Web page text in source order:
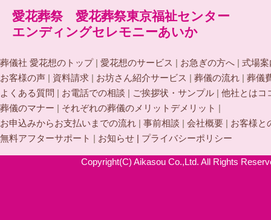
愛花葬祭 愛花葬祭東京福祉センター
エンディングセレモニーあいか
葬儀社 愛花想のトップ| 愛花想のサービス | お急ぎの方へ | 式場
お客様の声 | 資料請求 | お坊さん紹介サービス | 葬儀の流れ | 葬儀
よくある質問 | お電話での相談 | ご挨拶状・サンプル | 他社とはコ
葬儀のマナー | それぞれの葬儀のメリットデメリット |
お申込みからお支払いまでの流れ | 事前相談 | 会社概要 | お客様と
無料アフターサポート | お知らせ | プライバシーポリシー
Copyright(C) Aikasou Co.,Ltd. All Rights